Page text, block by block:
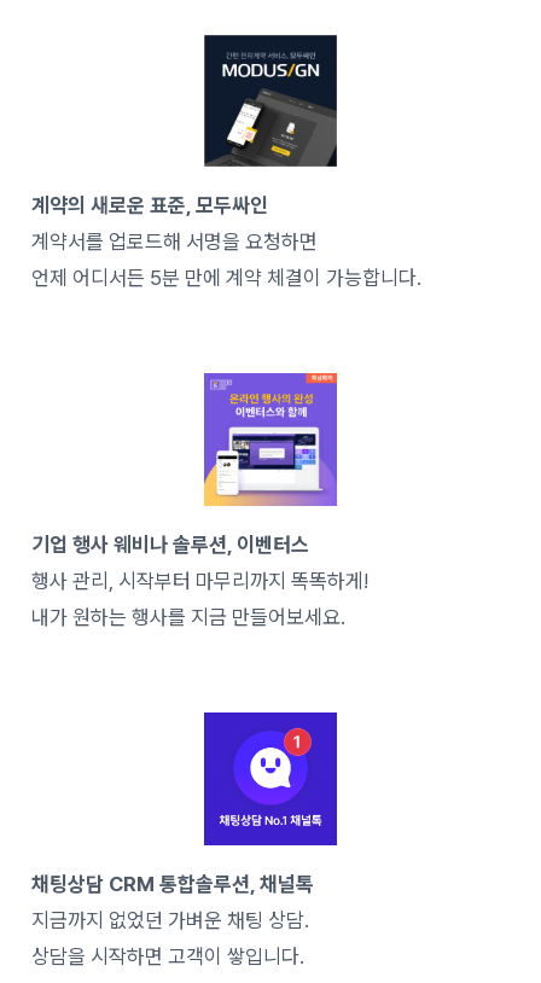
계약의 새로운 표준, 모두싸인
계약서를 업로드해 서명을 요청하면
언제 어디서든 5분 만에 계약 체결이 가능합니다.
기업 행사 웨비나 솔루션, 이벤터스
행사 관리, 시작부터 마무리까지 똑똑하게!
내가 원하는 행사를 지금 만들어보세요.
채팅상담 CRM 통합솔루션, 채널톡
지금까지 없었던 가벼운 채팅 상담.
상담을 시작하면 고객이 쌓입니다.